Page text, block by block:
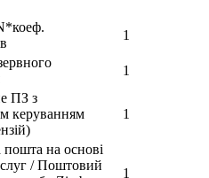
1
1
ПЗ з
керуванням
1
на основі
/ Поштовий
1